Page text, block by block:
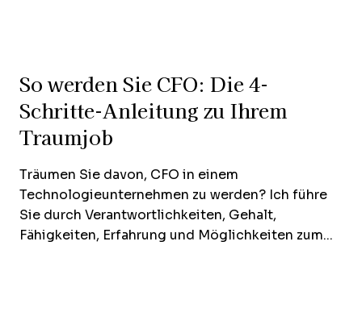
So werden Sie CFO: Die 4-
Schritte-Anleitung zu Ihrem
Traumjob
Träumen Sie davon, CFO in einem
Technologieunternehmen zu werden? Ich führe
Sie durch Verantwortlichkeiten, Gehalt,
Fähigkeiten, Erfahrung und Möglichkeiten zum...